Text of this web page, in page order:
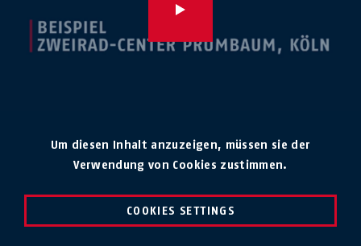
Um diesen Inhalt anzuzeigen, müssen sie der
Verwendung von Cookies zustimmen.
COOKIES SETTINGS